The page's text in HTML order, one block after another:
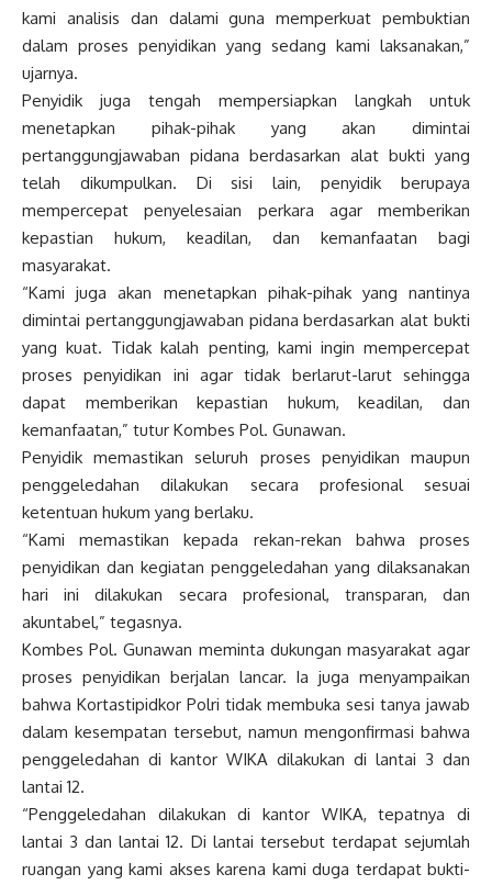
kami analisis dan dalami guna memperkuat pembuktian
dalam proses penyidikan yang sedang kami laksanakan,”
ujarnya.
Penyidik juga tengah mempersiapkan langkah untuk
menetapkan pihak-pihak yang akan dimintai
pertanggungjawaban pidana berdasarkan alat bukti yang
telah dikumpulkan. Di sisi lain, penyidik berupaya
mempercepat penyelesaian perkara agar memberikan
kepastian hukum, keadilan, dan kemanfaatan bagi
masyarakat.
“Kami juga akan menetapkan pihak-pihak yang nantinya
dimintai pertanggungjawaban pidana berdasarkan alat bukti
yang kuat. Tidak kalah penting, kami ingin mempercepat
proses penyidikan ini agar tidak berlarut-larut sehingga
dapat memberikan kepastian hukum, keadilan, dan
kemanfaatan,” tutur Kombes Pol. Gunawan.
Penyidik memastikan seluruh proses penyidikan maupun
penggeledahan dilakukan secara profesional sesuai
ketentuan hukum yang berlaku.
“Kami memastikan kepada rekan-rekan bahwa proses
penyidikan dan kegiatan penggeledahan yang dilaksanakan
hari ini dilakukan secara profesional, transparan, dan
akuntabel,” tegasnya.
Kombes Pol. Gunawan meminta dukungan masyarakat agar
proses penyidikan berjalan lancar. Ia juga menyampaikan
bahwa Kortastipidkor Polri tidak membuka sesi tanya jawab
dalam kesempatan tersebut, namun mengonfirmasi bahwa
penggeledahan di kantor WIKA dilakukan di lantai 3 dan
lantai 12.
“Penggeledahan dilakukan di kantor WIKA, tepatnya di
lantai 3 dan lantai 12. Di lantai tersebut terdapat sejumlah
ruangan yang kami akses karena kami duga terdapat bukti-